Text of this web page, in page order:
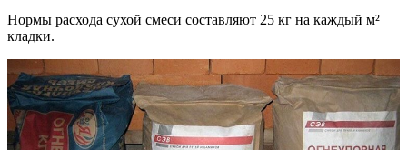
Нормы расхода сухой смеси составляют 25 кг на каждый м²
кладки.